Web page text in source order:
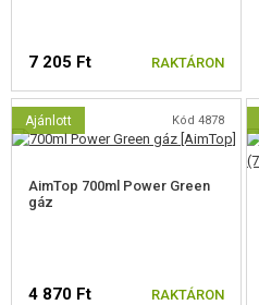
7 205 Ft RAKTÁRON
Ajánlott Kód 4878
AimTop 700ml Power Green
gáz
4 870 Ft RAKTÁRON